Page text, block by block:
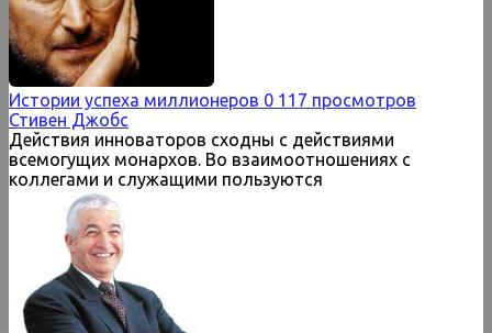
Истории успеха миллионеров 0 117 просмотров
Стивен Джобс
Действия инноваторов сходны с действиями
всемогущих монархов. Во взаимоотношениях с
коллегами и служащими пользуются